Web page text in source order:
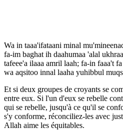
Wa in taaa'ifataani minal
fa-im baghat ih daahumaa 'alal
tafeee'a ilaaa amril laah; fa-in faaa't
wa aqsitoo innal laaha yuhibbul
Et si deux groupes de croyants se
entre eux. Si l'un d'eux se rebelle
qui se rebelle, jusqu'à ce qu'il se
s'y conforme, réconciliez-les avec
Allah aime les équitables.